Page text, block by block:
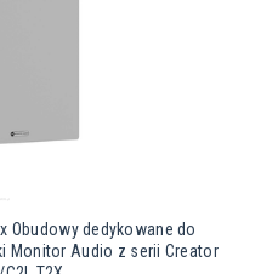
Obudowy dedykowane do
Monitor Audio z serii Creator